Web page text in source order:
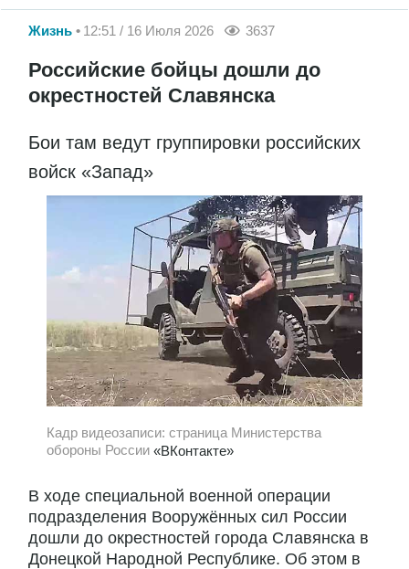
Жизнь 12:51 / 16 Июля 2026 3637
Российские бойцы дошли до
окрестностей Славянска
Бои там ведут группировки российских
войск «Запад»
Кадр видеозаписи: страница Министерства
обороны России «ВКонтакте»
В ходе специальной военной операции
подразделения Вооружённых сил России
дошли до окрестностей города Славянска в
Донецкой Народной Республике. Об этом в